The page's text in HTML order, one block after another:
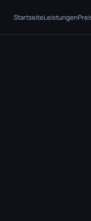
StartseiteLeistungen